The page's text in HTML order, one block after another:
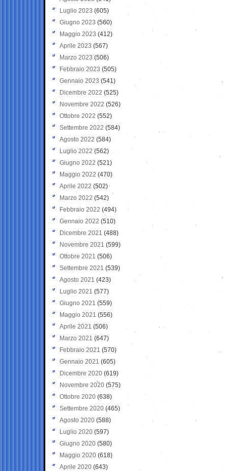
Luglio 2023 (605)
Giugno 2023 (560)
Maggio 2023 (412)
Aprile 2023 (567)
Marzo 2023 (506)
Febbraio 2023 (505)
Gennaio 2023 (541)
Dicembre 2022 (525)
Novembre 2022 (526)
Ottobre 2022 (552)
Settembre 2022 (584)
Agosto 2022 (584)
Luglio 2022 (562)
Giugno 2022 (521)
Maggio 2022 (470)
Aprile 2022 (502)
Marzo 2022 (542)
Febbraio 2022 (494)
Gennaio 2022 (510)
Dicembre 2021 (488)
Novembre 2021 (599)
Ottobre 2021 (506)
Settembre 2021 (539)
Agosto 2021 (423)
Luglio 2021 (577)
Giugno 2021(559)
Maggio 2021 (556)
Aprile 2021 (506)
Marzo 2021 (647)
Febbraio 2021 (570)
Gennaio 2021 (605)
Dicembre 2020 (619)
Novembre 2020 (575)
Ottobre 2020 (638)
Settembre 2020(465)
Agosto 2020 (588)
Luglio 2020 (597)
Giugno 2020 (580)
Maggio 2020 (618)
Aprile 2020 (643)